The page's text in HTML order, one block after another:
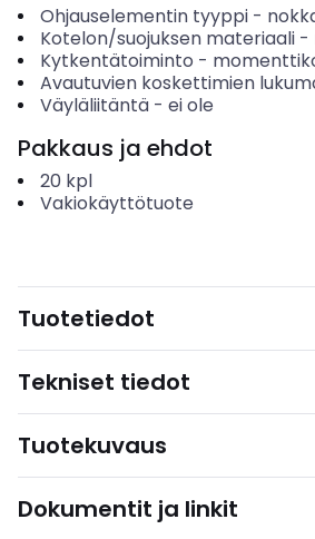
Ohjauselementin tyyppi-
Kotelon/suojuksen materiaali-
Kytkentätoiminto -
Avautuvien koskettimien
Väyläliitäntä- ei ole
Pakkaus ja ehdot
20 kpl
Vakiokäyttötuote
Tuotetiedot
Tekniset tiedot
Tuotekuvaus
Dokumentit ja linkit